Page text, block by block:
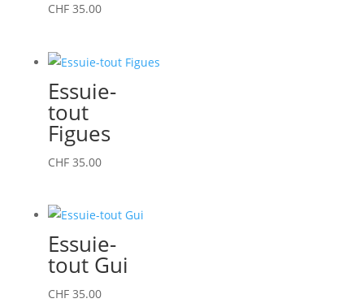
CHF35.00
Essuie-
tout
Figues
CHF35.00
Essuie-
tout Gui
CHF35.00